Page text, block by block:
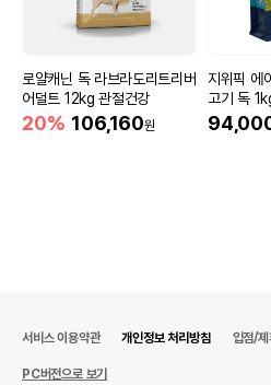
로얄캐닌 독 라브라도리트리버
어덜트 12kg 관절건강
20% 106,160원
지위픽 에
고기 독
서비스 이용약관 개인정보 처리방침 입점/제
PC버전으로 보기